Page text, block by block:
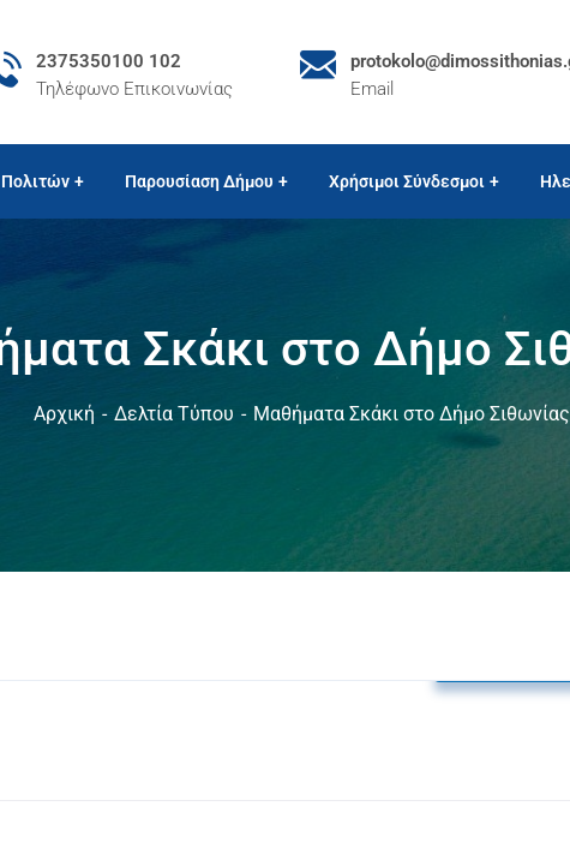
2375350100 102
Τηλέφωνο Επικοινωνίας
Email
Παρουσίαση Δήμου Χρήσιμοι Σύνδεσμοι
Σκάκι στο Δήμο
Αρχική Δελτία Τύπου Μαθήματα Σκάκι στο Δήμο Σιθωνίας